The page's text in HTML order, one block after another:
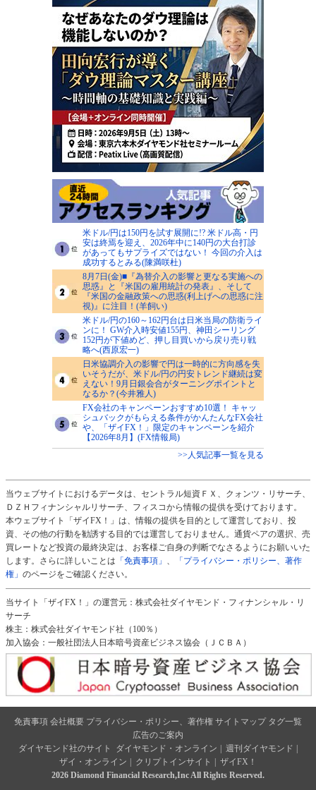
米ドル/円は150円を試す展開に!? 米ドル高・円
安は終焉を迎え、2026年中に140円の大台打診
があってもサプライズではない！ 今回の介入は
成功するとみる(陳満咲杜)
8月7日(金)■『為替介入の影響と更なる実施への
思惑』と『米国の雇用統計の発表』、そして
『米国の金融政策への思惑(利上げへの思惑に注
視)』に注目！(羊飼い)
米ドル/円の160～162円台は日米当局の防衛ライ
ンに！ GW介入時安値155円、神田シーリング
152円が下値めど、押し目買いから戻り売り戦
略へ(西原宏一)
日米協調介入の影響で円は一時的に方向感を失
いそうだが、米ドル/円の円安トレンド継続は変
えない！9月日銀会合がターニングポイントと
なるか？(今井雅人)
FX会社のキャンペーンおすすめ10選！ キャッ
シュバックがもらえる条件がかんたんなFX会社
や、「ザイFX！」限定のキャンペーンを紹介
【2026年8月】(FX情報局)
>>人気記事一覧を見る
当ウェブサイトにおけるデータは、セントラル短資ＦＸ、クォンツ・リサーチ、
ＤＺＨフィナンシャルリサーチ、フィスコから情報の提供を受けております。
本ウェブサイト「ザイFX！」は、情報の提供を目的として運営しており、投
資、その他の行動を勧誘する目的では運営しておりません。通貨ペアの選択、売
買レートなど投資の最終決定は、お客様ご自身の判断でなさるようにお願いいた
します。さらに詳しいことは 「免責事項」
「プライバシー・ポリシー、著作
権」 のページをご確認ください。
当サイト「ザイFX！」の運営元：株式会社ダイヤモンド・フィナンシャル・リ
サーチ
株主：株式会社ダイヤモンド社（100％）
加入協会：一般社団法人日本暗号資産ビジネス協会（ＪＣＢＡ）
免責事項 会社概要 プライバシー・ポリシー、著作権 サイトマップ タグ一覧
広告のご案内
ダイヤモンド社のサイト
ダイヤモンド・オンライン 週刊ダイヤモンド
ザイ・オンライン
クリプトインサイト
ザイFX！
2026 Diamond Financial Research,Inc All Rights Reserved.